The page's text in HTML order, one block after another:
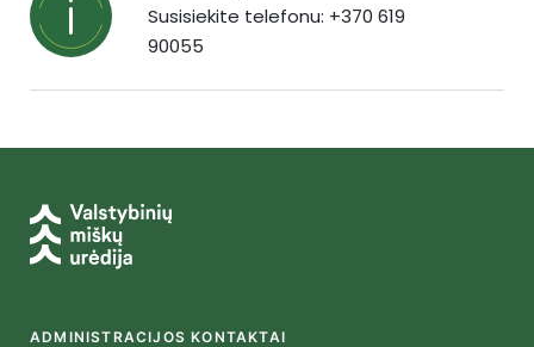
Susisiekite telefonu: +370 619
90055
ADMINISTRACIJOS KONTAKTAI